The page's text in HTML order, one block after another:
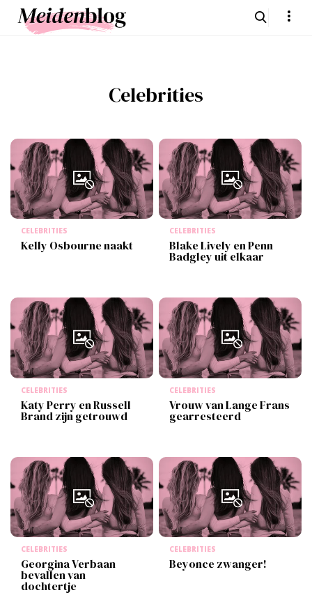
Celebrities
CELEBRITIES
Kelly Osbourne naakt
CELEBRITIES
Blake Lively en Penn
Badgley uit elkaar
CELEBRITIES
Katy Perry en Russell
Brand zijn getrouwd
CELEBRITIES
Vrouw van Lange Frans
gearresteerd
CELEBRITIES
Georgina Verbaan
bevallen van
dochtertje
CELEBRITIES
Beyonce zwanger!